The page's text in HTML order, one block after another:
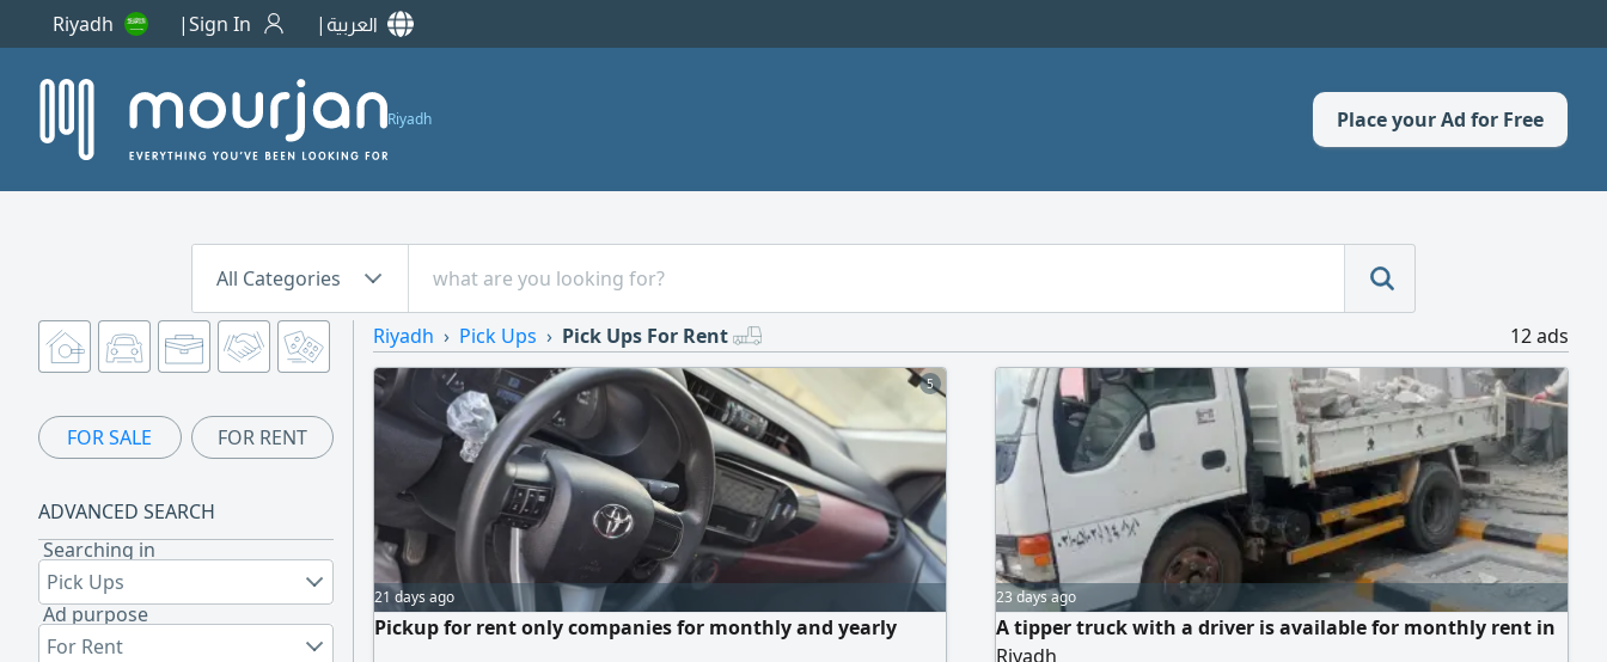
Riyadh Sign In العربية
Riyadh Place your Ad for Free
All Categories
FOR SALE FOR RENT
ADVANCED SEARCH
Searching in
Pick Ups
Ad purpose
For Rent
Riyadh Pick Ups Pick Ups For Rent 12 ads
5
21 days ago
Pickup for rent only companies for monthly and yearly
23 days ago
A tipper truck with a driver is available for monthly rent in
Riyadh